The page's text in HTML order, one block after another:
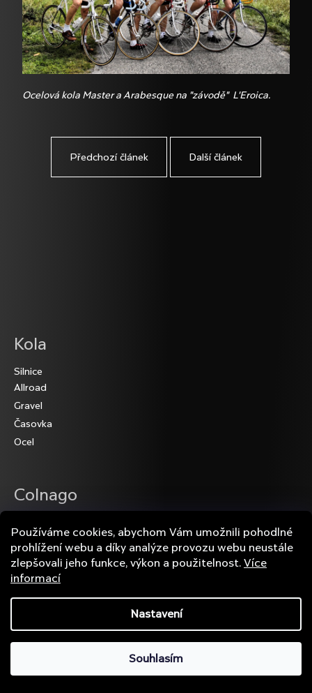
Používáme cookies, abychom Vám umožnili pohodlné
prohlížení webu a díky analýze provozu webu neustále
zlepšovali jeho funkce, výkon a použitelnost.Více
informací
Nastavení
Souhlasím
Ocelová kola Master a Arabesque na "závodě" L'Eroica.
Předchozí článek Další článek
Kola
Silnice
Allroad
Gravel
Časovka
Ocel
Colnago
Síň slávy Colnago
Historie značky Colnago
Tabulka velikostí Colnago
Zajímavosti Colnago
Váš nákup
Přihlášení